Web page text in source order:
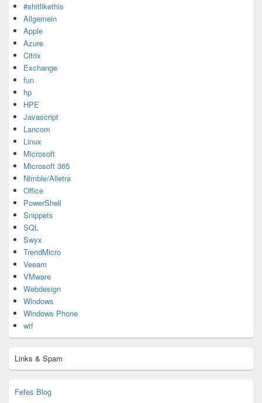
#shitlikethis
Allgemein
Apple
Azure
Citrix
Exchange
fun
hp
HPE
Javascript
Lancom
Linux
Microsoft
Microsoft 365
Nimble/Alletra
Office
PowerShell
Snippets
SQL
Swyx
TrendMicro
Veeam
VMware
Webdesign
Windows
Windows Phone
wtf
Links & Spam
Fefes Blog